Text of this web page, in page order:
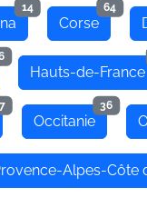
14
Corse
64
Hauts-de-France
7
Occitanie
36
Alpes-Côte